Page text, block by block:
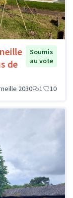
de
Soumis
au vote
2030 1 10